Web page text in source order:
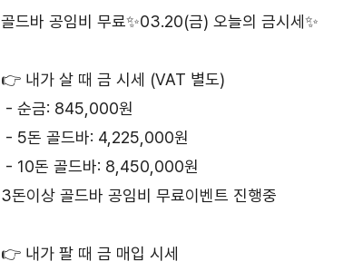
골드바 공임비 무료✨03.20(금) 오늘의 금시세✨
👉 내가 살 때 금 시세 (VAT 별도)
- 순금: 845,000원
- 5돈 골드바: 4,225,000원
- 10돈 골드바: 8,450,000원
3돈이상 골드바 공임비 무료이벤트 진행중
👉 내가 팔 때 금 매입 시세